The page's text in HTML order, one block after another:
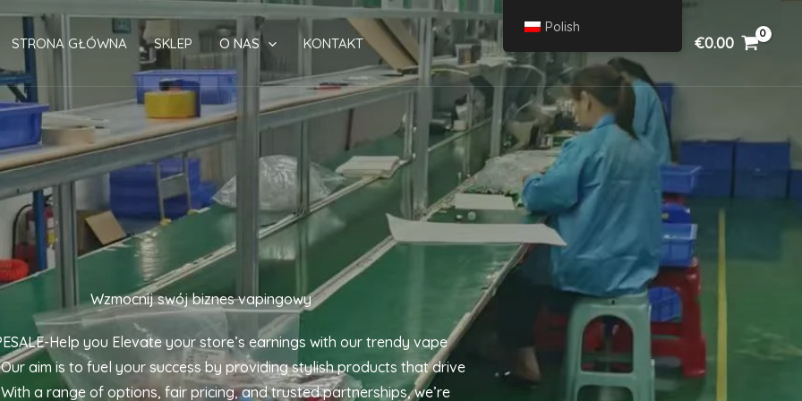
STRONA GŁÓWNA SKLEP O NAS KONTAKT €0.00
Wzmocnij swój biznes vapingowy
Help you Elevate your store’s earnings with our trendy vape
aim is to fuel your success by providing stylish products that drive
a range of options, fair pricing, and trusted partnerships, we’re
Polish